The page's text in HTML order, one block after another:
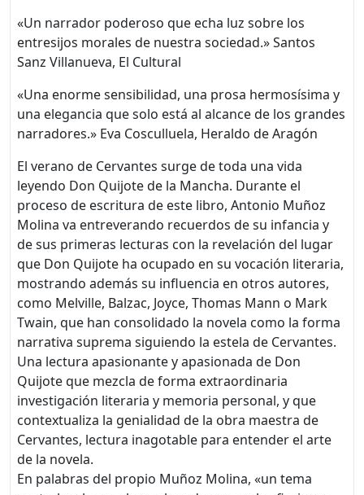
«Un narrador poderoso que echa luz sobre los
entresijos morales de nuestra sociedad.» Santos
Sanz Villanueva, El Cultural
«Una enorme sensibilidad, una prosa hermosísima y
una elegancia que solo está al alcance de los grandes
narradores.» Eva Cosculluela, Heraldo de Aragón
El verano de Cervantes surge de toda una vida
leyendo Don Quijote de la Mancha. Durante el
proceso de escritura de este libro, Antonio Muñoz
Molina va entreverando recuerdos de su infancia y
de sus primeras lecturas con la revelación del lugar
que Don Quijote ha ocupado en su vocación literaria,
mostrando además su influencia en otros autores,
como Melville, Balzac, Joyce, Thomas Mann o Mark
Twain, que han consolidado la novela como la forma
narrativa suprema siguiendo la estela de Cervantes.
Una lectura apasionante y apasionada de Don
Quijote que mezcla de forma extraordinaria
investigación literaria y memoria personal, y que
contextualiza la genialidad de la obra maestra de
Cervantes, lectura inagotable para entender el arte
de la novela.
En palabras del propio Muñoz Molina, «un tema